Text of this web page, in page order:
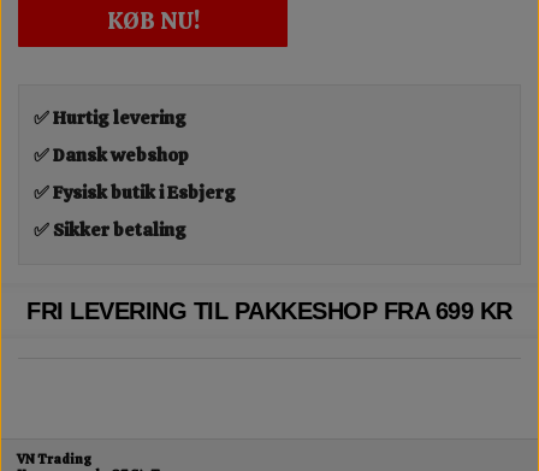
KØB NU!
✅ Hurtig levering
✅ Dansk webshop
✅ Fysisk butik i Esbjerg
✅ Sikker betaling
FRI LEVERING TIL PAKKESHOP FRA 699 KR
VN Trading